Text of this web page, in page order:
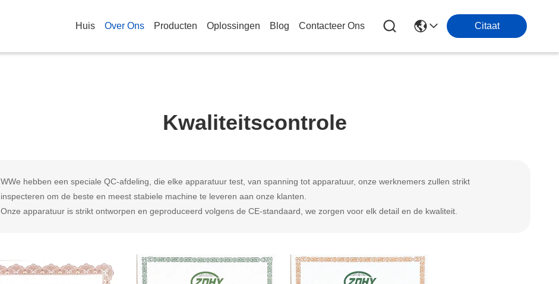
Huis Over Ons Producten Oplossingen Blog Contacteer Ons Citaat
Kwaliteitscontrole
WWe hebben een speciale QC-afdeling, die elke apparatuur test, van spanning tot apparatuur, onze werknemers zullen strikt
inspecteren om de beste en meest stabiele machine te leveren aan onze klanten.
Onze apparatuur is strikt ontworpen en geproduceerd volgens de CE-standaard, we zorgen voor elk detail en de kwaliteit.